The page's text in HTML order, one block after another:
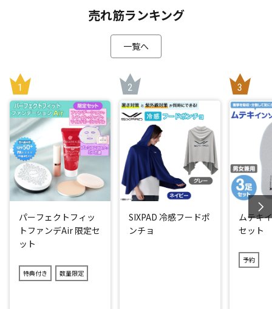
売れ筋ランキング
一覧へ
パーフェクトフィッ
トファンデAir 限定セ
ット
特典付き 数量限定
SIXPAD 冷感フードポ
ンチョ
ムテキ
セット
予約